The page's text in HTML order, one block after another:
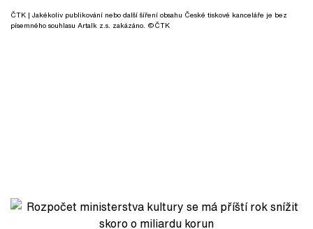
ČTK | Jakékoliv publikování nebo další šíření obsahu České tiskové kanceláře je bez
písemného souhlasu Artalk z.s. zakázáno. ©ČTK